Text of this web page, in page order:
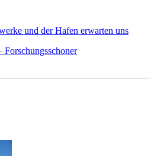
und der Hafen erwarten uns
Forschungsschoner